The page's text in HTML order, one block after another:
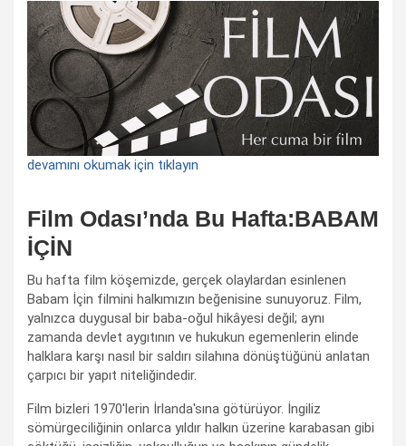
devamını okumak için tıklayın
Film Odası’nda Bu Hafta:BABAM
İÇİN
Bu hafta film köşemizde, gerçek olaylardan esinlenen
Babam İçin filmini halkımızın beğenisine sunuyoruz. Film,
yalnızca duygusal bir baba-oğul hikâyesi değil; aynı
zamanda devlet aygıtının ve hukukun egemenlerin elinde
halklara karşı nasıl bir saldırı silahına dönüştüğünü anlatan
çarpıcı bir yapıt niteliğindedir.
Film bizleri 1970'lerin İrlanda'sına götürüyor. İngiliz
sömürgeciliğinin onlarca yıldır halkın üzerine karabasan gibi